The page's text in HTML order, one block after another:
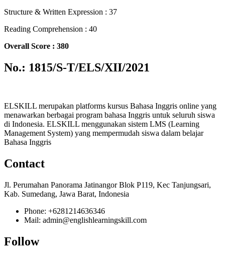
Structure & Written Expression : 37
Reading Comprehension : 40
Overall Score : 380
No.: 1815/S-T/ELS/XII/2021
ELSKILL merupakan platforms kursus Bahasa Inggris online yang
menawarkan berbagai program bahasa Inggris untuk seluruh siswa
di Indonesia. ELSKILL menggunakan sistem LMS (Learning
Management System) yang mempermudah siswa dalam belajar
Bahasa Inggris
Contact
Jl. Perumahan Panorama Jatinangor Blok P119, Kec Tanjungsari,
Kab. Sumedang, Jawa Barat, Indonesia
Phone: +6281214636346
Mail: admin@englishlearningskill.com
Follow